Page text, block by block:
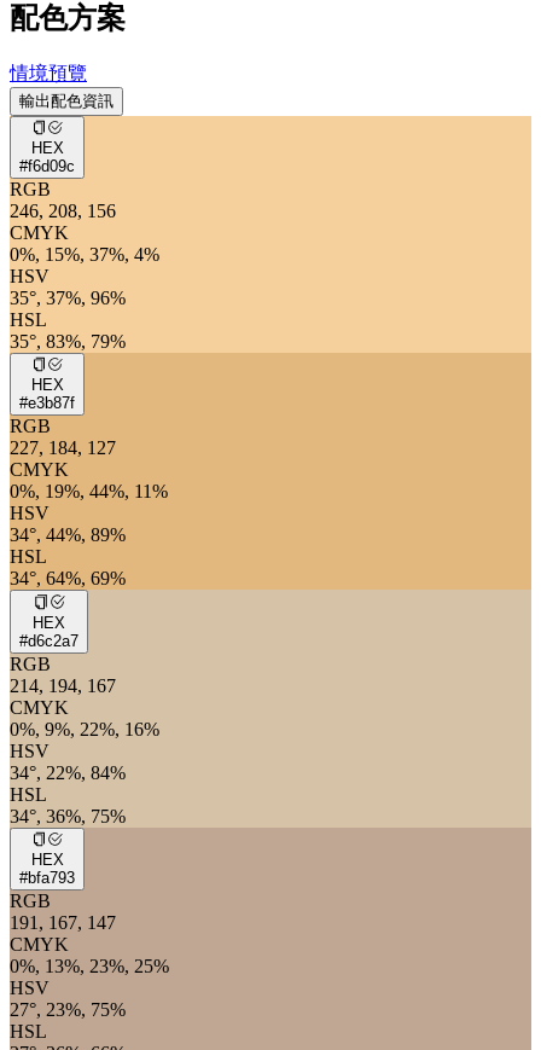
配色方案
情境預覽
輸出配色資訊
HEX
#f6d09c
RGB
246, 208, 156
CMYK
0%, 15%, 37%, 4%
HSV
35°, 37%, 96%
HSL
35°, 83%, 79%
HEX
#e3b87f
RGB
227, 184, 127
CMYK
0%, 19%, 44%, 11%
HSV
34°, 44%, 89%
HSL
34°, 64%, 69%
HEX
#d6c2a7
RGB
214, 194, 167
CMYK
0%, 9%, 22%, 16%
HSV
34°, 22%, 84%
HSL
34°, 36%, 75%
HEX
#bfa793
RGB
191, 167, 147
CMYK
0%, 13%, 23%, 25%
HSV
27°, 23%, 75%
HSL